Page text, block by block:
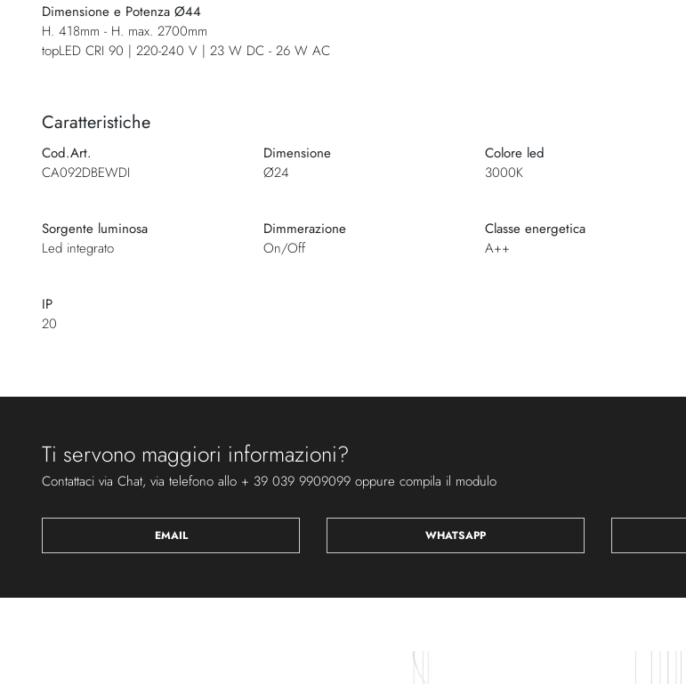
Dimensione e Potenza Ø44
H. 418mm - H. max. 2700mm
topLED CRI 90 | 220-240 V | 23 W DC - 26 W AC
Caratteristiche
Cod.Art.
CA092DBEWDI
Dimensione
Ø24
Colore led
3000K
Sorgente luminosa
Led integrato
Dimmerazione
On/Off
Classe energetica
A++
IP
20
Ti servono maggiori informazioni?
Contattaci via Chat, via telefono allo + 39 039 9909099 oppure compila il modulo
EMAIL WHATSAPP